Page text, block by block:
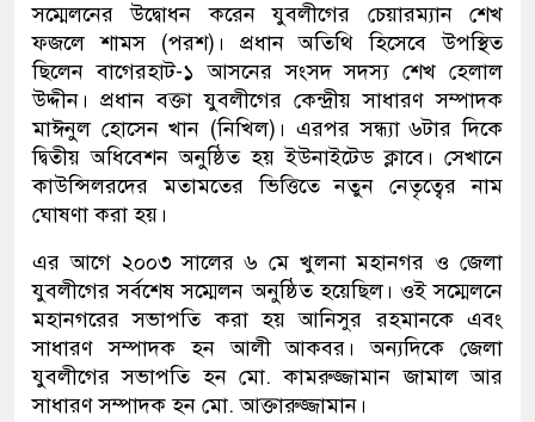
সম্মেলনের উদ্বোধন করেন যুবলীগের চেয়ারম্যান শেখ
ফজলে শামস (পরশ)। প্রধান অতিথি হিসেবে উপস্থিত
ছিলেন বাগেরহাট-১ আসনের সংসদ সদস্য শেখ হেলাল
উদ্দীন। প্রধান বক্তা যুবলীগের কেন্দ্রীয় সাধারণ সম্পাদক
মাঈনুল হোসেন খান (নিখিল)। এরপর সন্ধ্যা ৬টার দিকে
দ্বিতীয় অধিবেশন অনুষ্ঠিত হয় ইউনাইটেড ক্লাবে। সেখানে
কাউন্সিলরদের মতামতের ভিত্তিতে নতুন নেতৃত্বের নাম
ঘোষণা করা হয়।
এর আগে ২০০৩ সালের ৬ মে খুলনা মহানগর ও জেলা
যুবলীগের সর্বশেষ সম্মেলন অনুষ্ঠিত হয়েছিল। ওই সম্মেলনে
মহানগরের সভাপতি করা হয় আনিসুর রহমানকে এবং
সাধারণ সম্পাদক হন আলী আকবর। অন্যদিকে জেলা
যুবলীগের সভাপতি হন মো. কামরুজ্জামান জামাল আর
সাধারণ সম্পাদক হন মো. আক্তারুজ্জামান।